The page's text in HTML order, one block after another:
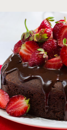
entrada